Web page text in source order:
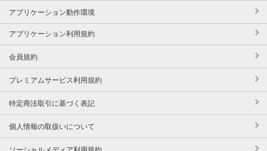
アプリケーション動作環境
アプリケーション利用規約
会員規約
プレミアムサービス利用規約
特定商法取引に基づく表記
個人情報の取扱いについて